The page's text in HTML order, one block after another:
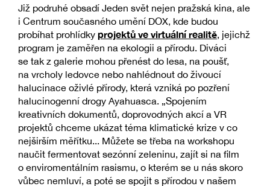
Již podruhé obsadí Jeden svět nejen pražská kina, ale
i Centrum současného umění DOX, kde budou
probíhat prohlídky projektů ve virtuální realitě, jejichž
program je zaměřen na ekologii a přírodu. Diváci
se tak z galerie mohou přenést do lesa, na poušť,
na vrcholy ledovce nebo nahlédnout do živoucí
halucinace oživlé přírody, která vzniká po pozření
halucinogenní drogy Ayahuasca. „Spojením
kreativních dokumentů, doprovodných akcí a VR
projektů chceme ukázat téma klimatické krize v co
nejširším měřítku... Můžete se třeba na workshopu
naučit fermentovat sezónní zeleninu, zajít si na film
o enviromentálním rasismu, o kterém se u nás skoro
vůbec nemluví, a poté se spojit s přírodou v našem